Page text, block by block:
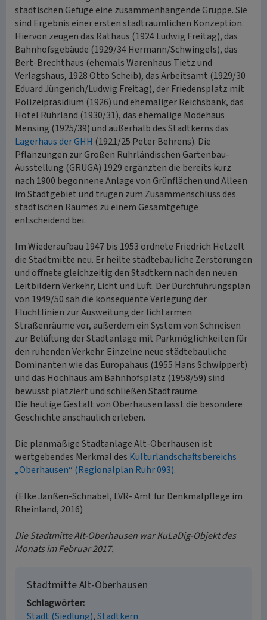
städtischen Gefüge eine zusammenhängende Gruppe. Sie
sind Ergebnis einer ersten stadträumlichen Konzeption.
Hiervon zeugen das Rathaus (1924 Ludwig Freitag), das
Bahnhofsgebäude (1929/34 Hermann/Schwingels), das
Bert-Brechthaus (ehemals Warenhaus Tietz und
Verlagshaus, 1928 Otto Scheib), das Arbeitsamt (1929/30
Eduard Jüngerich/Ludwig Freitag), der Friedensplatz mit
Polizeipräsidium (1926) und ehemaliger Reichsbank, das
Hotel Ruhrland (1930/31), das ehemalige Modehaus
Mensing (1925/39) und außerhalb des Stadtkerns das
Lagerhaus der GHH (1921/25 Peter Behrens). Die
Pflanzungen zur Großen Ruhrländischen Gartenbau-
Ausstellung (GRUGA) 1929 ergänzten die bereits kurz
nach 1900 begonnene Anlage von Grünflächen und Alleen
im Stadtgebiet und trugen zum Zusammenschluss des
städtischen Raumes zu einem Gesamtgefüge
entscheidend bei.
Im Wiederaufbau 1947 bis 1953 ordnete Friedrich Hetzelt
die Stadtmitte neu. Er heilte städtebauliche Zerstörungen
und öffnete gleichzeitig den Stadtkern nach den neuen
Leitbildern Verkehr, Licht und Luft. Der Durchführungsplan
von 1949/50 sah die konsequente Verlegung der
Fluchtlinien zur Ausweitung der lichtarmen
Straßenräume vor, außerdem ein System von Schneisen
zur Belüftung der Stadtanlage mit Parkmöglichkeiten für
den ruhenden Verkehr. Einzelne neue städtebauliche
Dominanten wie das Europahaus (1955 Hans Schwippert)
und das Hochhaus am Bahnhofsplatz (1958/59) sind
bewusst platziert und schließen Stadträume.
Die heutige Gestalt von Oberhausen lässt die besondere
Geschichte anschaulich erleben.
Die planmäßige Stadtanlage Alt-Oberhausen ist
wertgebendes Merkmal des Kulturlandschaftsbereichs
„Oberhausen“ (Regionalplan Ruhr 093).
(Elke Janßen-Schnabel, LVR- Amt für Denkmalpflege im
Rheinland, 2016)
Die Stadtmitte Alt-Oberhausen war KuLaDig-Objekt des
Monats im Februar 2017.
Stadtmitte Alt-Oberhausen
Schlagwörter
Stadt (Siedlung) Stadtkern